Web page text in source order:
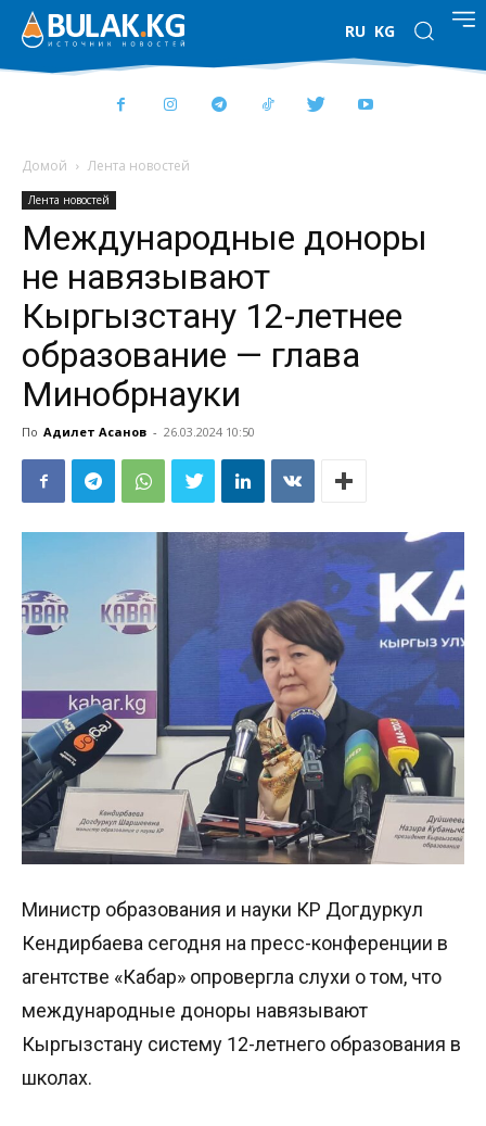
RU KG
Домой Лента новостей
Лента новостей
Международные доноры
не навязывают
Кыргызстану 12-летнее
образование — глава
Минобрнауки
По Адилет Асанов - 26.03.2024 10:50
Министр образования и науки КР Догдуркул
Кендирбаева сегодня на пресс-конференции в
агентстве «Кабар» опровергла слухи о том, что
международные доноры навязывают
Кыргызстану систему 12-летнего образования в
школах.